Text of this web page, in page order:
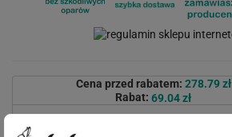
Cena przed rabatem: 278.79 zł
Rabat: 69.04 zł